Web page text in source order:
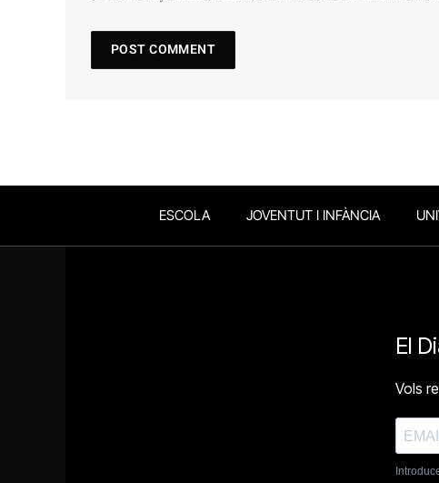
ESCOLA JOVENTUT I INFÀNCIA